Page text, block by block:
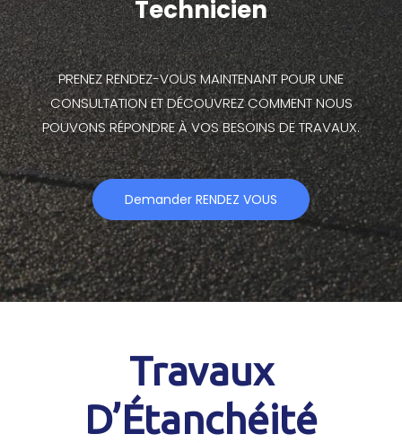
Technicien
PRENEZ RENDEZ-VOUS MAINTENANT POUR UNE
CONSULTATION ET DÉCOUVREZ COMMENT NOUS
POUVONS RÉPONDRE À VOS BESOINS DE TRAVAUX.
Demander RENDEZ VOUS
Travaux
D’Étanchéité